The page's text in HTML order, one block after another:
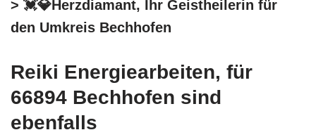
> 💓️💎Herzdiamant, Ihr Geistheilerin für
den Umkreis Bechhofen
Reiki Energiearbeiten, für
66894 Bechhofen sind
ebenfalls